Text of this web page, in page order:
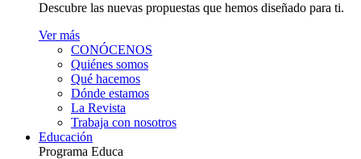
Descubre las nuevas propuestas que hemos diseñado para ti.
Ver más
CONÓCENOS
Quiénes somos
Qué hacemos
Dónde estamos
La Revista
Trabaja con nosotros
Educación
Programa Educa